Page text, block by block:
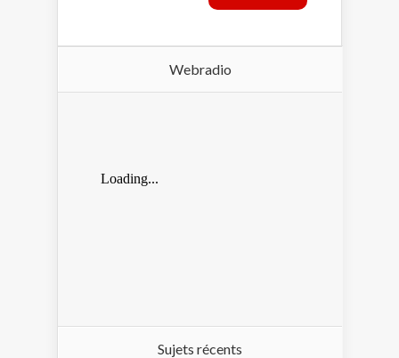
Webradio
Sujets récents